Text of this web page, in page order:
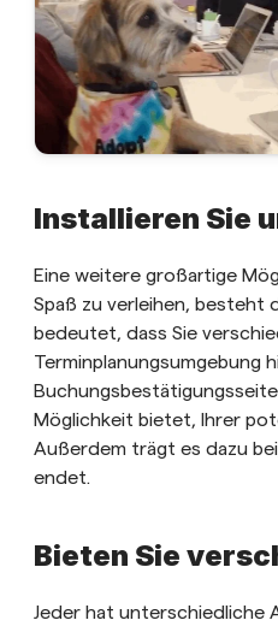
Installieren Sie
Eine weitere großartige
Spaß zu verleihen, besteht
bedeutet, dass Sie
Terminplanungsumgebung
Möglichkeit bietet, Ihrer
Außerdem trägt es dazu
endet.
Bieten Sie
Jeder hat unterschiedliche